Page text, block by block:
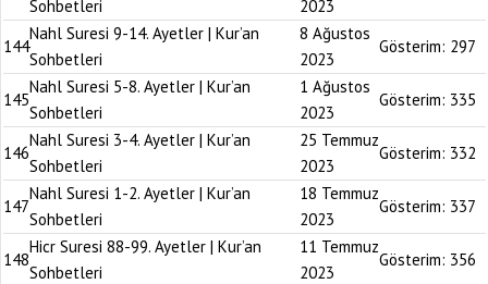
Sohbetleri
2023
144
Nahl Suresi 9-14. Ayetler | Kur’an
Sohbetleri
8 Ağustos
2023
Gösterim: 297
145
Nahl Suresi 5-8. Ayetler | Kur’an
Sohbetleri
1 Ağustos
2023
Gösterim: 335
146
Nahl Suresi 3-4. Ayetler | Kur’an
Sohbetleri
25 Temmuz
2023
Gösterim: 332
147
Nahl Suresi 1-2. Ayetler | Kur’an
Sohbetleri
18 Temmuz
2023
Gösterim: 337
148
Hicr Suresi 88-99. Ayetler | Kur’an
Sohbetleri
11 Temmuz
2023
Gösterim: 356